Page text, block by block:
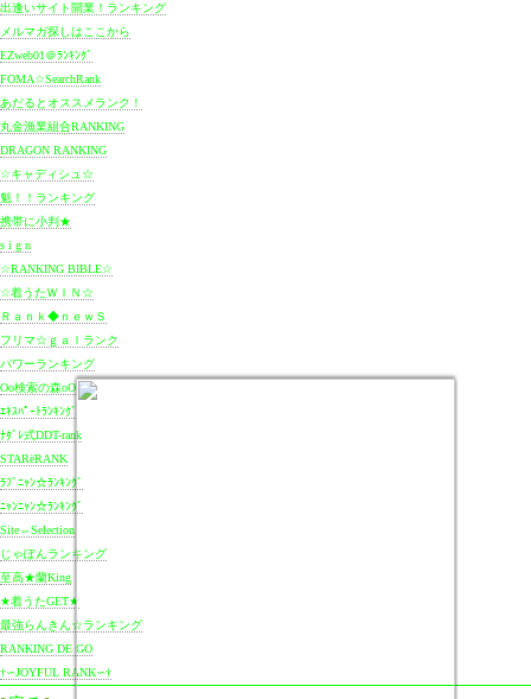
出逢いサイト開業！ランキング
メルマガ探しはここから
EZweb01＠ﾗﾝｷﾝｸﾞ
FOMA☆SearchRank
あだるとオススメランク！
丸金漁業組合RANKING
DRAGON RANKING
☆キャディシュ☆
魁！！ランキング
携帯に小判★
s i g n
☆RANKING BIBLE☆
☆着うたＷＩＮ☆
Ｒａｎｋ ◆ ｎｅｗＳ
フリマ☆ｇａｌランク
パワーランキング
Оо検索の森оО
ｴｷｽﾊﾟｰﾄﾗﾝｷﾝｸﾞ
ﾅﾀﾞﾚ式DDT-rank
STARёRANK
ﾗﾌﾞﾆｬﾝ☆ﾗﾝｷﾝｸﾞ
ﾆｬﾝﾆｬﾝ☆ﾗﾝｷﾝｸﾞ
Site⇔Selection
じゃぽんランキング
至高★蘭King
★着うたGET★
最強らんきん☆ランキング
RANKING DE GO
†∽JOYFUL RANK∽†